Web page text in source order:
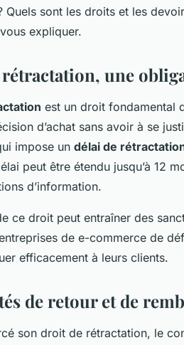
Quels sont les droits et les
expliquer.
une
est un droit fondamental
d’achat sans avoir à se
impose un délai de
peut être étendu jusqu’à 12
d’information.
ce droit peut entraîner des
de e-commerce de
efficacement à leurs clients.
de retour et de
son droit de rétractation, le